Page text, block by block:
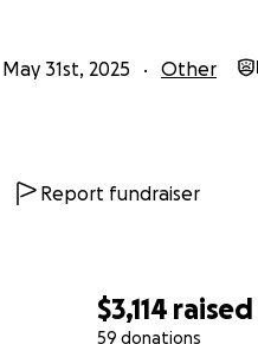
$3,114 raised
59 donations
May 31st, 2025 Other
Report fundraiser